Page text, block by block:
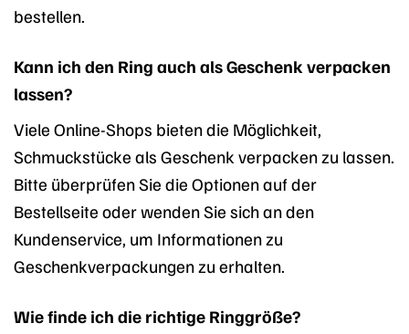
bestellen.
Kann ich den Ring auch als Geschenk verpacken
lassen?
Viele Online-Shops bieten die Möglichkeit,
Schmuckstücke als Geschenk verpacken zu lassen.
Bitte überprüfen Sie die Optionen auf der
Bestellseite oder wenden Sie sich an den
Kundenservice, um Informationen zu
Geschenkverpackungen zu erhalten.
Wie finde ich die richtige Ringgröße?